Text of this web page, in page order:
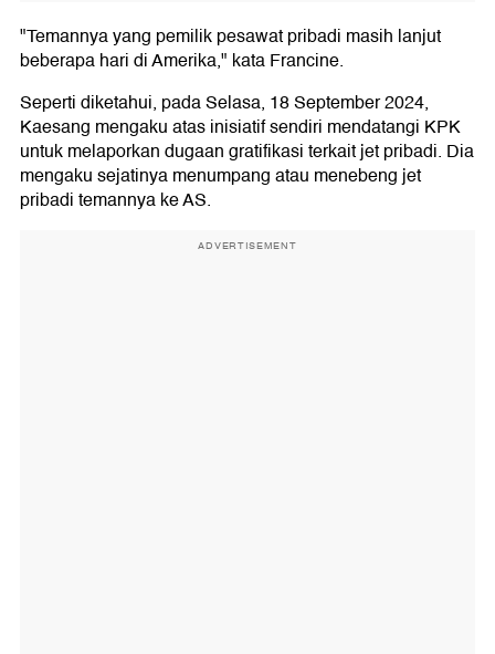
"Temannya yang pemilik pesawat pribadi masih lanjut
beberapa hari di Amerika," kata Francine.
Seperti diketahui, pada Selasa, 18 September 2024,
Kaesang mengaku atas inisiatif sendiri mendatangi KPK
untuk melaporkan dugaan gratifikasi terkait jet pribadi. Dia
mengaku sejatinya menumpang atau menebeng jet
pribadi temannya ke AS.
ADVERTISEMENT